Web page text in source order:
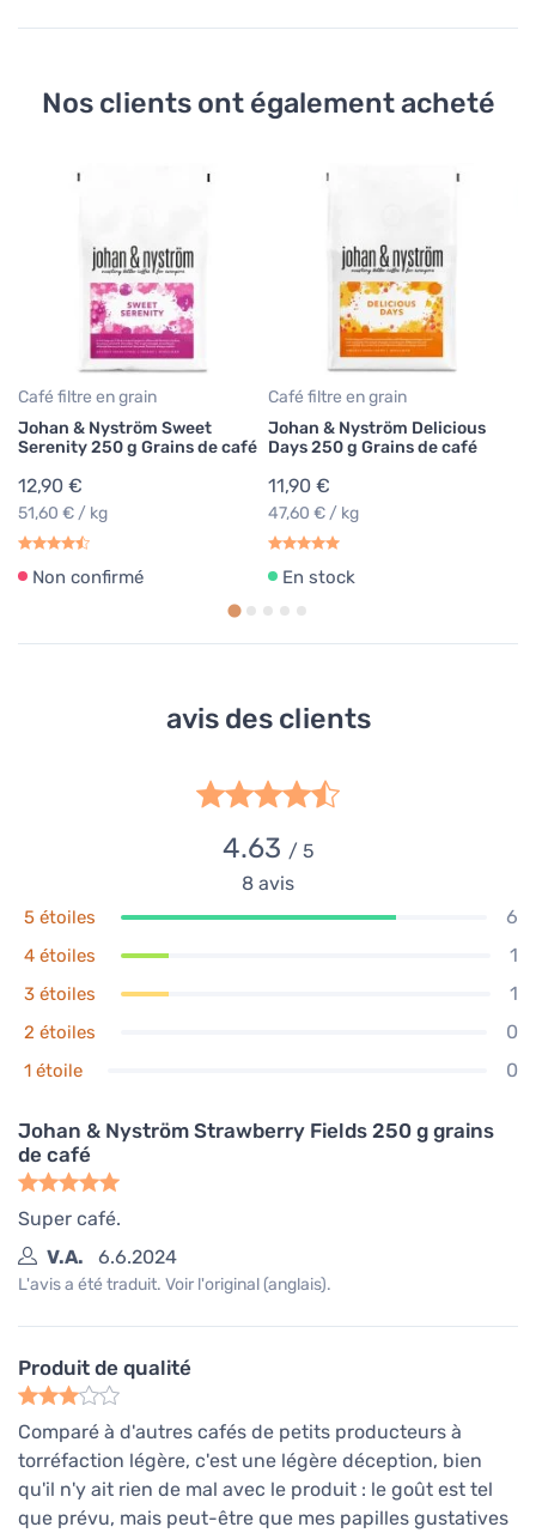
Nos clients ont également acheté
Café filtre en grain
Johan & Nyström Sweet
Serenity 250 g Grains de café
12,90 €
51,60 € / kg
Non confirmé
Café filtre en grain
Johan & Nyström Delicious
Days 250 g Grains de café
11,90 €
47,60 € / kg
En stock
avis des clients
4.63 / 5
8 avis
5 étoiles 6
4 étoiles 1
3 étoiles 1
2 étoiles 0
1 étoile 0
Johan & Nyström Strawberry Fields 250 g grains
de café
Super café.
V.A.
6.6.2024
L'avis a été traduit. Voir l'original (anglais).
Produit de qualité
Comparé à d'autres cafés de petits producteurs à
torréfaction légère, c'est une légère déception, bien
qu'il n'y ait rien de mal avec le produit : le goût est tel
que prévu, mais peut-être que mes papilles gustatives